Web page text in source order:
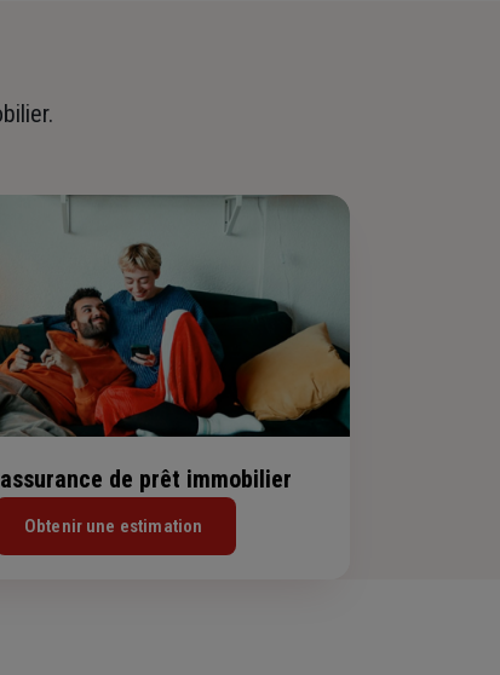
de prêt immobilier
Obtenir une estimation